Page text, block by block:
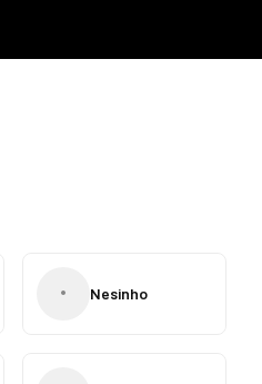
• Nesinho